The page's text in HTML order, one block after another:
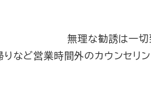
無理な勧誘は一切
など営業時間外のカウンセリ